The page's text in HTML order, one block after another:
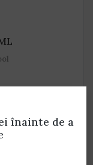
înainte de a